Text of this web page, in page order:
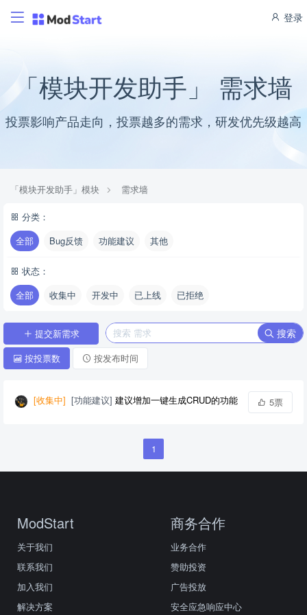
登录
「模块开发助手」 需求墙
投票影响产品走向，投票越多的需求，研发优先级越高
「模块开发助手」模块 需求墙
分类：
全部
Bug反馈 功能建议 其他
状态：
全部
收集中 开发中 已上线 已拒绝
提交新需求 搜索
按投票数 按发布时间
5票
[收集中] [功能建议] 建议增加一键生成CRUD的功能
1
ModStart
关于我们
联系我们
加入我们
解决方案
商务合作
业务合作
赞助投资
广告投放
安全应急响应中心